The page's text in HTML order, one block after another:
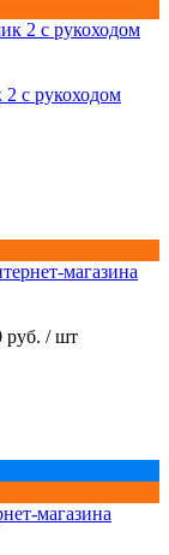
с рукоходом
руб. / шт